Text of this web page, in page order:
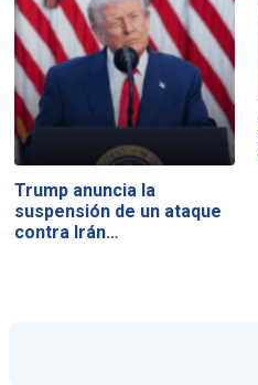
Trump anuncia la
suspensión de un ataque
contra Irán…